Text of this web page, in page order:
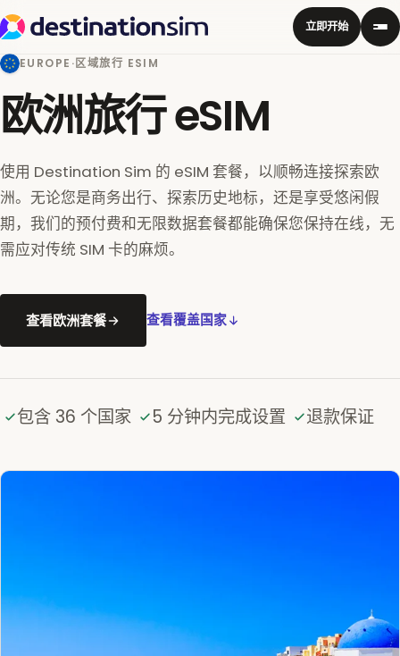
立即开始
EUROPE ·区域旅行 ESIM
欧洲旅行 eSIM
使用 Destination Sim 的 eSIM 套餐，以顺畅连接探索欧
洲。无论您是商务出行、探索历史地标，还是享受悠闲假
期，我们的预付费和无限数据套餐都能确保您保持在线，无
需应对传统 SIM 卡的麻烦。
查看欧洲套餐 查看覆盖国家
包含 36 个国家 5 分钟内完成设置 退款保证